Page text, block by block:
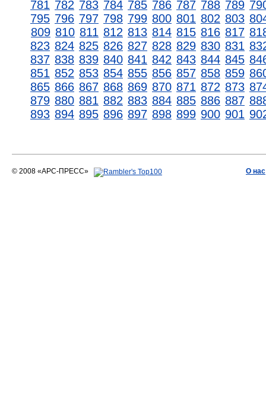
781 782 783 784 785 786 787 788 789
795 796 797 798 799 800 801 802 803
809 810 811 812 813 814 815 816 817
823 824 825 826 827 828 829 830 831
837 838 839 840 841 842 843 844 845
851 852 853 854 855 856 857 858 859
865 866 867 868 869 870 871 872 873
879 880 881 882 883 884 885 886 887
893 894 895 896 897 898 899 900 901
© 2008 «АРС-ПРЕСС» О нас